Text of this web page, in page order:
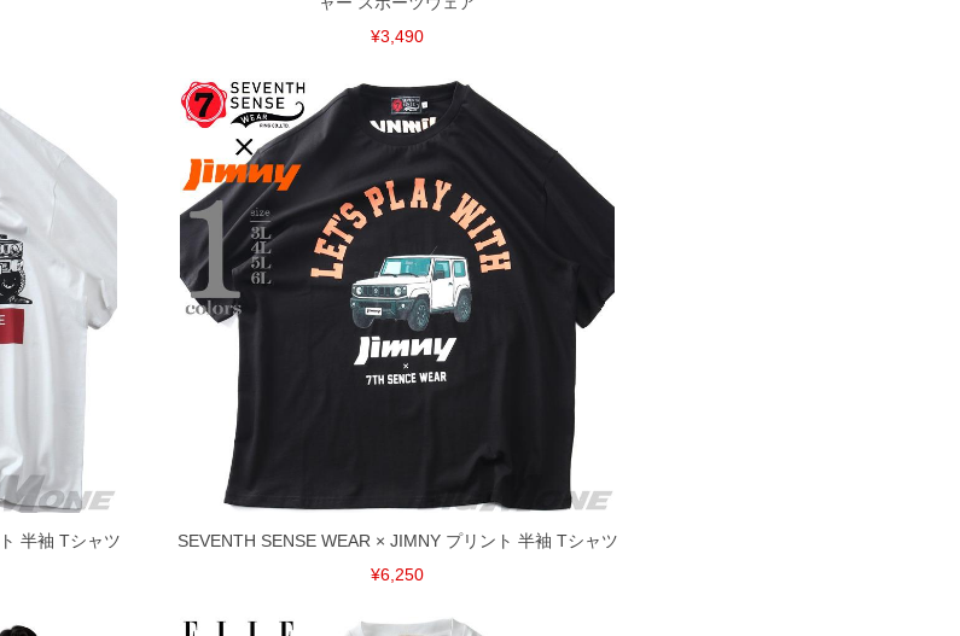
¥3,490
半袖 Tシャツ
SEVENTH SENSE WEAR × JIMNY プリント 半袖 Tシャツ
¥6,250